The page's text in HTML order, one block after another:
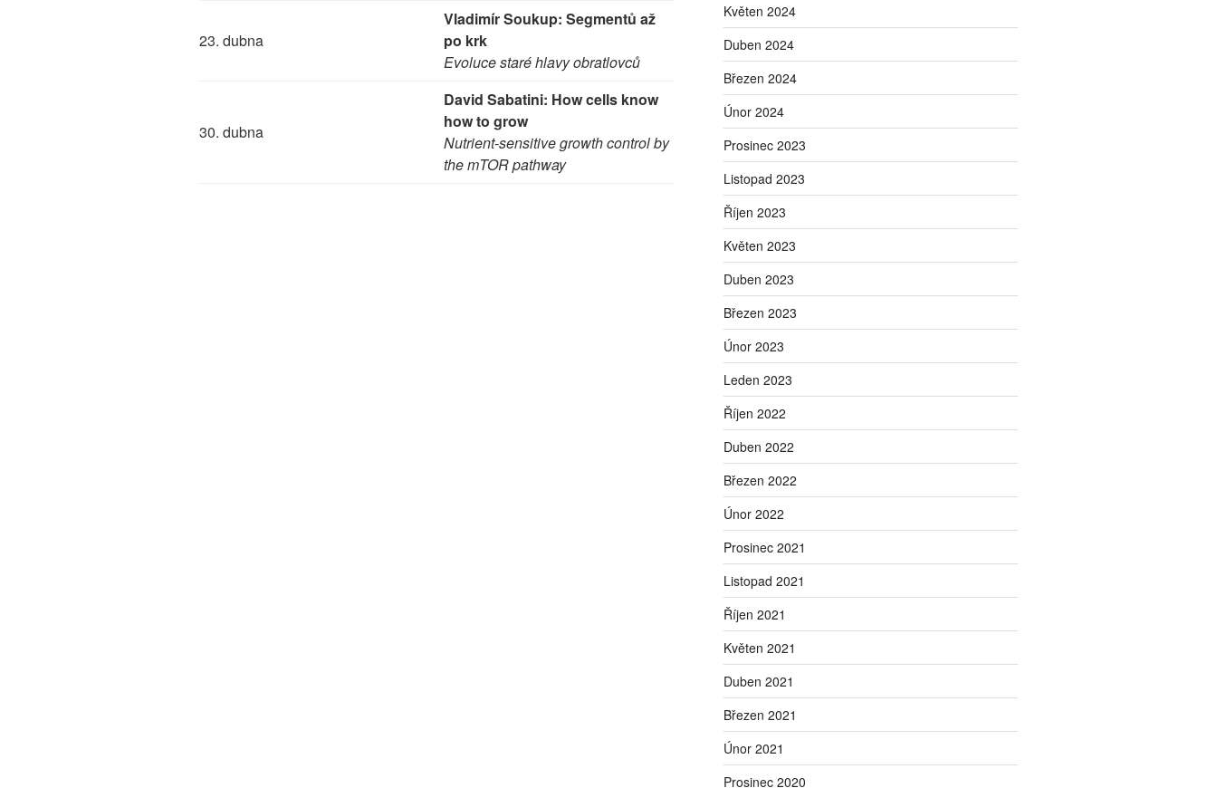
23. dubna
Vladimír Soukup: Segmentů až
po krk
Evoluce staré hlavy obratlovců
30. dubna
David Sabatini: How cells know
how to grow
Nutrient-sensitive growth control by
the mTOR pathway
Květen 2024
Duben 2024
Březen 2024
Únor 2024
Prosinec 2023
Listopad 2023
Říjen 2023
Květen 2023
Duben 2023
Březen 2023
Únor 2023
Leden 2023
Říjen 2022
Duben 2022
Březen 2022
Únor 2022
Prosinec 2021
Listopad 2021
Říjen 2021
Květen 2021
Duben 2021
Březen 2021
Únor 2021
Prosinec 2020